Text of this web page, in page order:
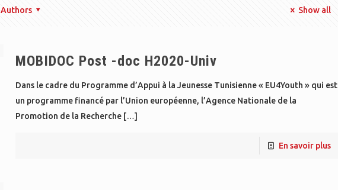
Authors Show all
MOBIDOC Post -doc H2020-Univ
Dans le cadre du Programme d’Appui à la Jeunesse Tunisienne « EU4Youth » qui est
un programme financé par l’Union européenne, l’Agence Nationale de la
Promotion de la Recherche[…]
En savoir plus